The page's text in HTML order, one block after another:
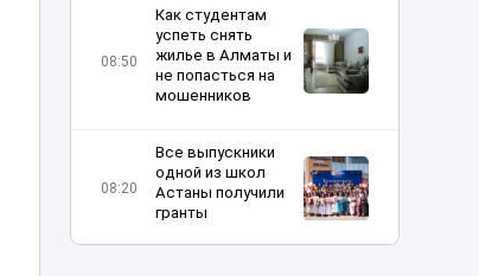
08:50
Как студентам
успеть снять
жилье в Алматы и
не попасться на
мошенников
08:20
Все выпускники
одной из школ
Астаны получили
гранты